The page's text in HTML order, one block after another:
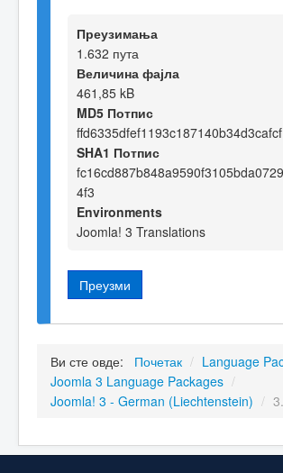
Преузимања
1.632 пута
Величина фајла
461,85 kB
MD5 Потпис
ffd6335dfef1193c187140b34d3cafcf
SHA1 Потпис
4f3
Environments
Joomla! 3 Translations
Преузми
Ви сте овде: Почетак / Language
Joomla 3 Language Packages /
Joomla! 3 - German (Liechtenstein) /